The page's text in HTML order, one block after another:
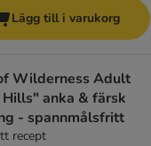
Lägg till i varukorg
Wilderness Adult
anka & färsk
- spannmålsfritt
recept